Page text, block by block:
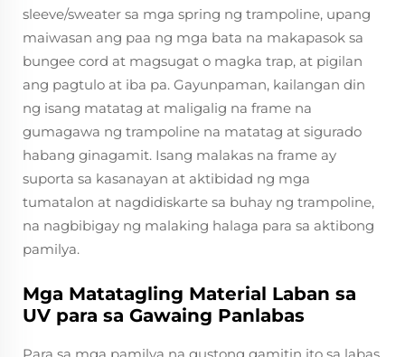
sleeve/sweater sa mga spring ng trampoline, upang
maiwasan ang paa ng mga bata na makapasok sa
bungee cord at magsugat o magka trap, at pigilan
ang pagtulo at iba pa. Gayunpaman, kailangan din
ng isang matatag at maligalig na frame na
gumagawa ng trampoline na matatag at sigurado
habang ginagamit. Isang malakas na frame ay
suporta sa kasanayan at aktibidad ng mga
tumatalon at nagdidiskarte sa buhay ng trampoline,
na nagbibigay ng malaking halaga para sa aktibong
pamilya.
Mga Matatagling Material Laban sa
UV para sa Gawaing Panlabas
Para sa mga pamilya na gustong gamitin ito sa labas,